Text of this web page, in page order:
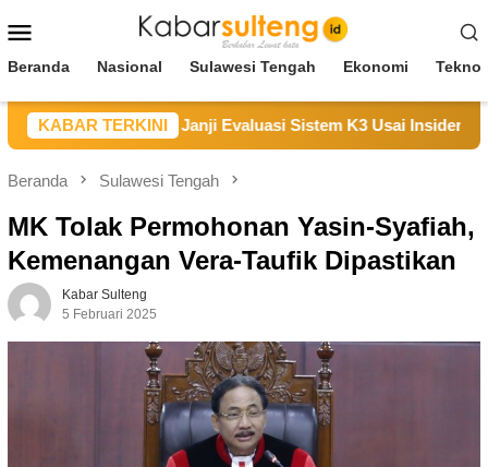
ke
Mobile
Beranda Nasional Sulawesi Tengah Ekonomi
KABAR TERKINI
Duka, Janji Evaluasi Sistem K3 Usai Insiden
Beranda Sulawesi Tengah
MK Tolak Permohonan Yasin-Syafiah,
Kemenangan Vera-Taufik Dipastikan
Kabar Sulteng
5 Februari 2025